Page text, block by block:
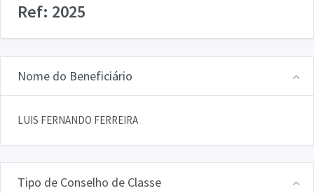
Ref: 2025
Nome do Beneficiário
LUIS FERNANDO FERREIRA
Tipo de Conselho de Classe